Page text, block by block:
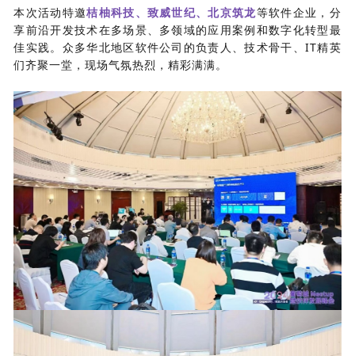
本次活动特邀桔柚科技、致威世纪、北京筑龙等软件企业，分
享前沿开发技术在多场景、多领域的应用案例和数字化转型最
佳实践。众多华北地区软件公司的负责人、技术骨干、IT精英
们齐聚一堂，现场气氛热烈，精彩满满。